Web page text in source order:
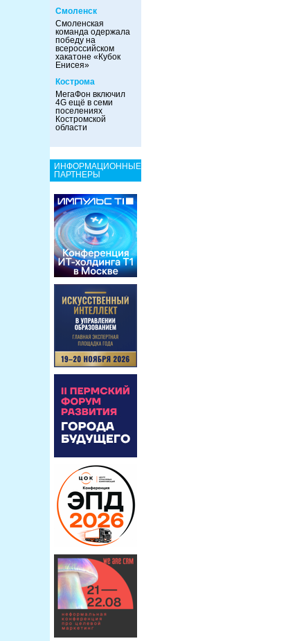
Смоленск
Смоленская
команда одержала
победу на
всероссийском
хакатоне «Кубок
Енисея»
Кострома
МегаФон включил
4G ещё в семи
поселениях
Костромской
области
ИНФОРМАЦИОННЫЕ
ПАРТНЕРЫ